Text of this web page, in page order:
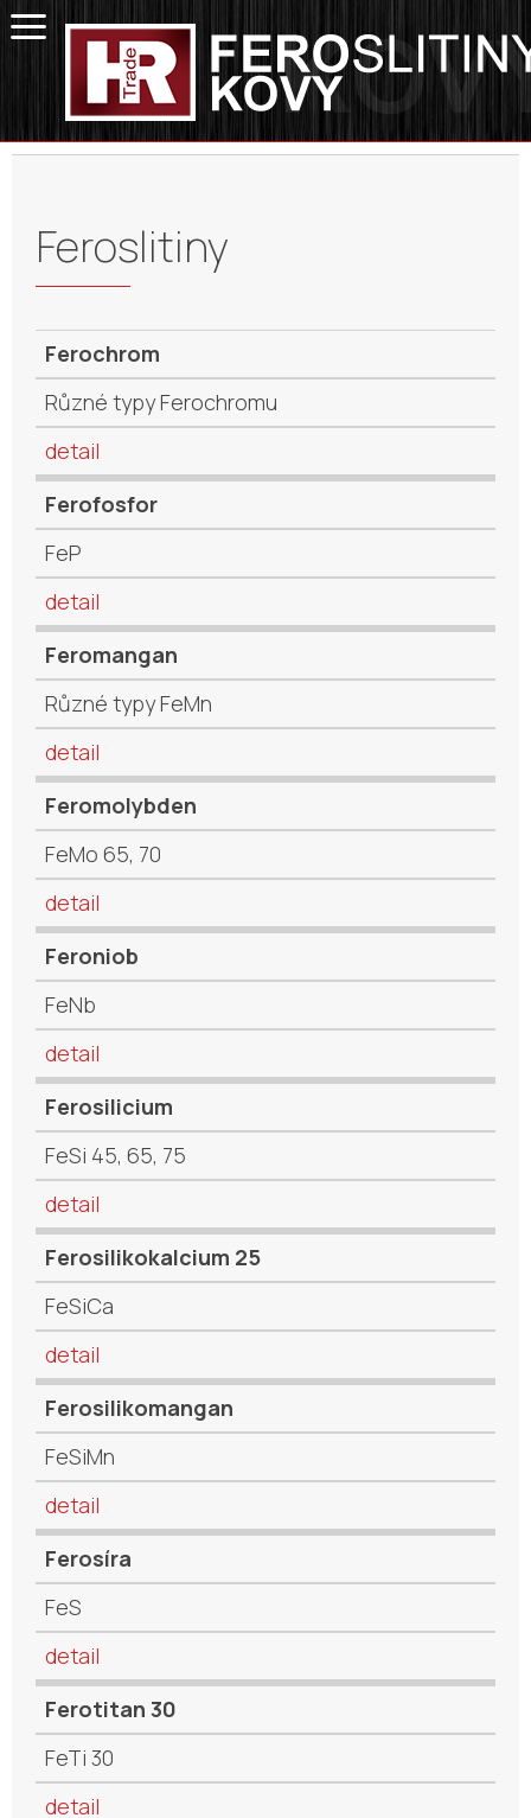
Feroslitiny
Ferochrom
Různé typy Ferochromu
detail
Ferofosfor
FeP
detail
Feromangan
Různé typy FeMn
detail
Feromolybden
FeMo 65, 70
detail
Feroniob
FeNb
detail
Ferosilicium
FeSi 45, 65, 75
detail
Ferosilikokalcium 25
FeSiCa
detail
Ferosilikomangan
FeSiMn
detail
Ferosíra
FeS
detail
Ferotitan 30
FeTi 30
detail